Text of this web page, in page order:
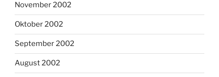
November 2002
Oktober 2002
September 2002
August 2002